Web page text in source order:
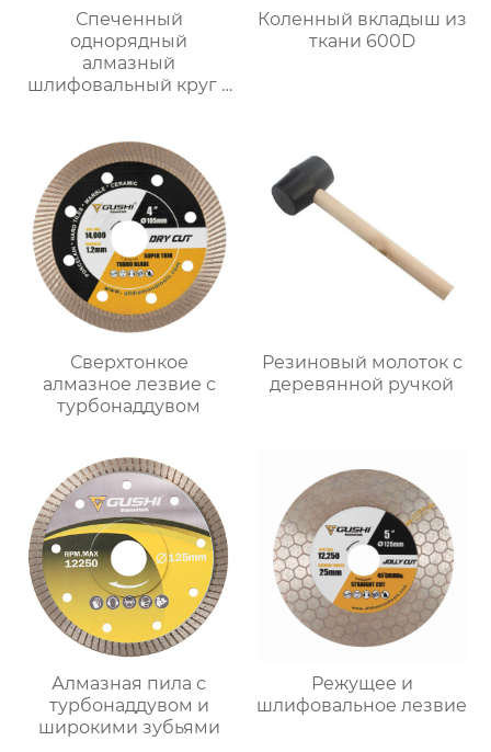
Спеченный
однорядный
алмазный
шлифовальный круг с
Коленный вкладыш из
ткани 600D
Сверхтонкое
алмазное лезвие с
турбонаддувом
Резиновый молоток с
деревянной ручкой
Алмазная пила с
турбонаддувом и
широкими зубьями
Режущее и
шлифовальное лезвие